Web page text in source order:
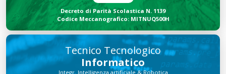
Decreto di Parità Scolastica N. 1139
Codice Meccanografico: MITNUQ500H
Tecnico Tecnologico
Informatico
Integr. Intelligenza artificiale & Robotica